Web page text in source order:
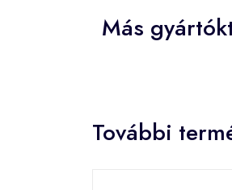
Más
További